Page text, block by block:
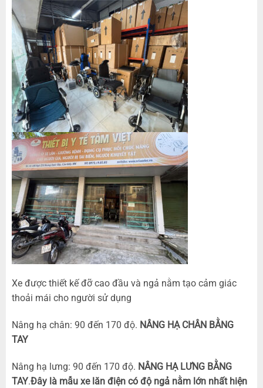
Xe được thiết kế đỡ cao đầu và ngả nằm tạo cảm giác
thoải mái cho người sử dụng
Nâng hạ chân: 90 đến 170 độ. NÂNG HẠ CHÂN BẰNG
TAY
Nâng hạ lưng: 90 đến 170 độ. NÂNG HẠ LƯNG BẰNG
TAY.Đây là mẫu xe lăn điện có độ ngả nằm lớn nhất hiện